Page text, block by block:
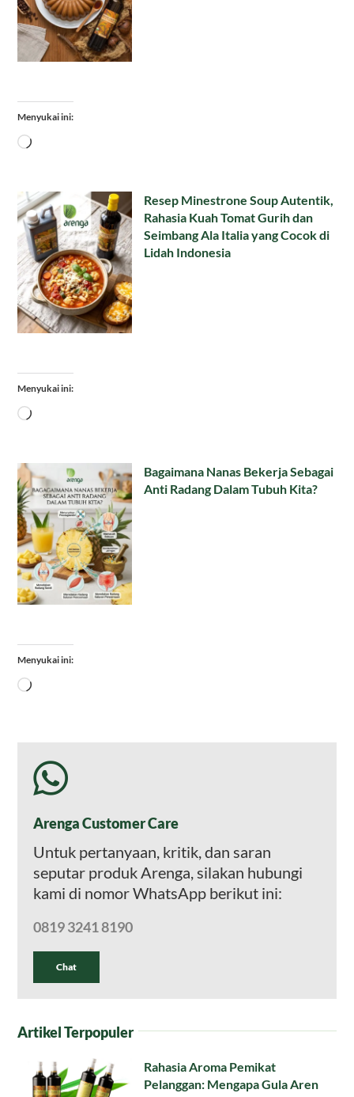
Menyukai ini:
Memuat...
Resep Minestrone Soup Autentik,
Rahasia Kuah Tomat Gurih dan
Seimbang Ala Italia yang Cocok di
Lidah Indonesia
Menyukai ini:
Memuat...
Bagaimana Nanas Bekerja Sebagai
Anti Radang Dalam Tubuh Kita?
Menyukai ini:
Memuat...
Arenga Customer Care
Untuk pertanyaan, kritik, dan saran
seputar produk Arenga, silakan hubungi
kami di nomor WhatsApp berikut ini:
0819 3241 8190
Chat
Artikel Terpopuler
Rahasia Aroma Pemikat
Pelanggan: Mengapa Gula Aren